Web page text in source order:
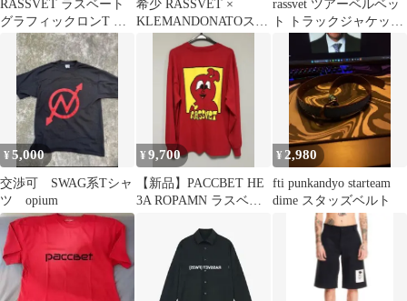
RASSVET ラスベート
グラフィックロンT 長
袖Tシャツ M 緑
希少 RASSVET ×
KLEMANDONATOスエ
ード デッキシューズ｜
rassvet ツアーベルベッ
ト トラックジャケット
¥5,000
交渉可 SWAG系Tシャ
ツ opium
¥9,700
【新品】PACCBET HE
3A ROPAMN ラスベー
¥2,980
fti punkandyo starteam
dime スタッズベルト